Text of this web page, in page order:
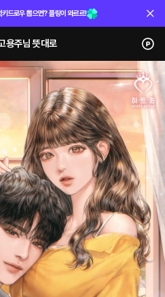
키드로우 뽑으면? 플링이 와르르!
용주님 뜻대로